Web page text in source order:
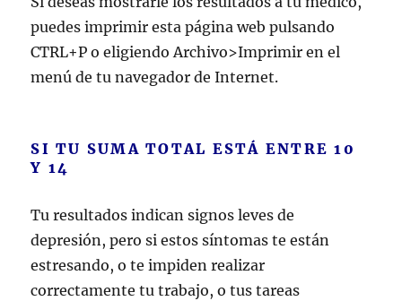
puedes imprimir esta página web pulsando
CTRL+P o eligiendo Archivo>Imprimir en el
menú de tu navegador de Internet.
SI TU SUMA TOTAL ESTÁ ENTRE 10
Y 14
Tu resultados indican signos leves de
depresión, pero si estos síntomas te están
estresando, o te impiden realizar
correctamente tu trabajo, o tus tareas